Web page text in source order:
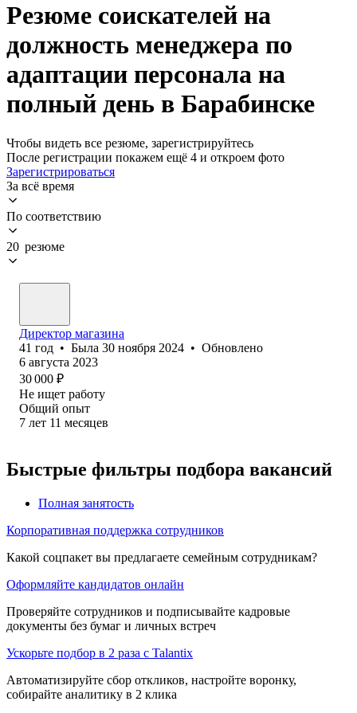
Резюме соискателей на
должность менеджера по
адаптации персонала на
полный день в Барабинске
Чтобы видеть все резюме, зарегистрируйтесь
После регистрации покажем ещё 4 и откроем фото
Зарегистрироваться
За всё время
По соответствию
20 резюме
Директор магазина
41 год • Была 30 ноября 2024 • Обновлено
6 августа 2023
30 000 ₽
Не ищет работу
Общий опыт
7 лет 11 месяцев
Быстрые фильтры подбора вакансий
Полная занятость
Корпоративная поддержка сотрудников
Какой соцпакет вы предлагаете семейным сотрудникам?
Оформляйте кандидатов онлайн
Проверяйте сотрудников и подписывайте кадровые
документы без бумаг и личных встреч
Ускорьте подбор в 2 раза с Talantix
Автоматизируйте сбор откликов, настройте воронку,
собирайте аналитику в 2 клика